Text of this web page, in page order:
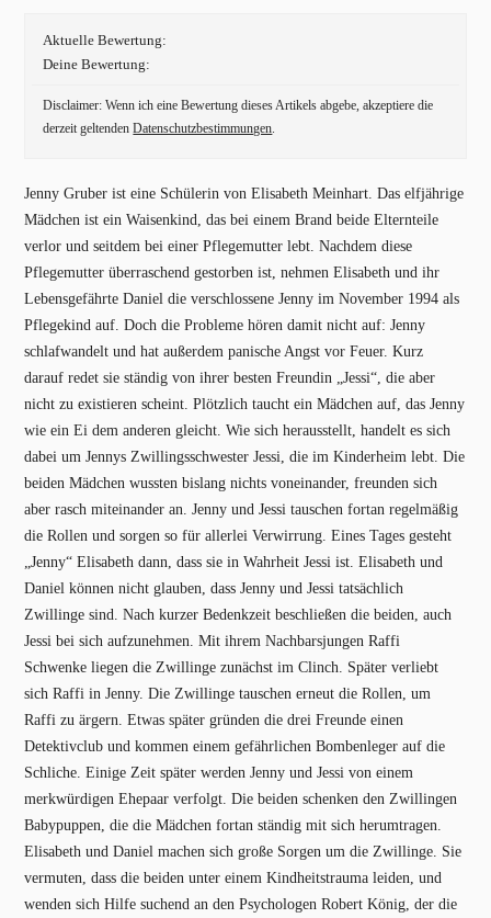
Aktuelle Bewertung:
Deine Bewertung:
Disclaimer: Wenn ich eine Bewertung dieses Artikels abgebe, akzeptiere die
derzeit geltendenDatenschutzbestimmungen.
Jenny Gruber ist eine Schülerin von Elisabeth Meinhart. Das elfjährige
Mädchen ist ein Waisenkind, das bei einem Brand beide Elternteile
verlor und seitdem bei einer Pflegemutter lebt. Nachdem diese
Pflegemutter überraschend gestorben ist, nehmen Elisabeth und ihr
Lebensgefährte Daniel die verschlossene Jenny im November 1994 als
Pflegekind auf. Doch die Probleme hören damit nicht auf: Jenny
schlafwandelt und hat außerdem panische Angst vor Feuer. Kurz
darauf redet sie ständig von ihrer besten Freundin „Jessi“, die aber
nicht zu existieren scheint. Plötzlich taucht ein Mädchen auf, das Jenny
wie ein Ei dem anderen gleicht. Wie sich herausstellt, handelt es sich
dabei um Jennys Zwillingsschwester Jessi, die im Kinderheim lebt. Die
beiden Mädchen wussten bislang nichts voneinander, freunden sich
aber rasch miteinander an. Jenny und Jessi tauschen fortan regelmäßig
die Rollen und sorgen so für allerlei Verwirrung. Eines Tages gesteht
„Jenny“ Elisabeth dann, dass sie in Wahrheit Jessi ist. Elisabeth und
Daniel können nicht glauben, dass Jenny und Jessi tatsächlich
Zwillinge sind. Nach kurzer Bedenkzeit beschließen die beiden, auch
Jessi bei sich aufzunehmen. Mit ihrem Nachbarsjungen Raffi
Schwenke liegen die Zwillinge zunächst im Clinch. Später verliebt
sich Raffi in Jenny. Die Zwillinge tauschen erneut die Rollen, um
Raffi zu ärgern. Etwas später gründen die drei Freunde einen
Detektivclub und kommen einem gefährlichen Bombenleger auf die
Schliche. Einige Zeit später werden Jenny und Jessi von einem
merkwürdigen Ehepaar verfolgt. Die beiden schenken den Zwillingen
Babypuppen, die die Mädchen fortan ständig mit sich herumtragen.
Elisabeth und Daniel machen sich große Sorgen um die Zwillinge. Sie
vermuten, dass die beiden unter einem Kindheitstrauma leiden, und
wenden sich Hilfe suchend an den Psychologen Robert König, der die